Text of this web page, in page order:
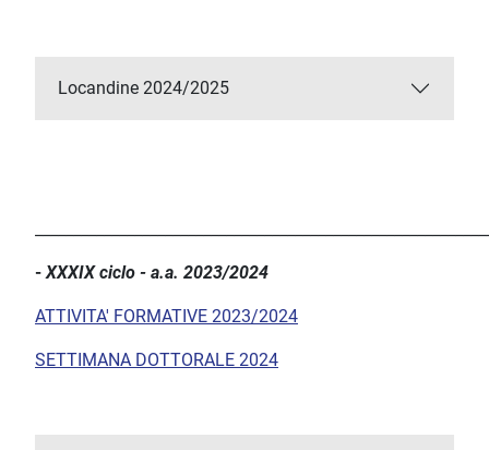
Locandine 2024/2025
- XXXIX ciclo - a.a. 2023/2024
ATTIVITA' FORMATIVE 2023/2024
SETTIMANA DOTTORALE 2024